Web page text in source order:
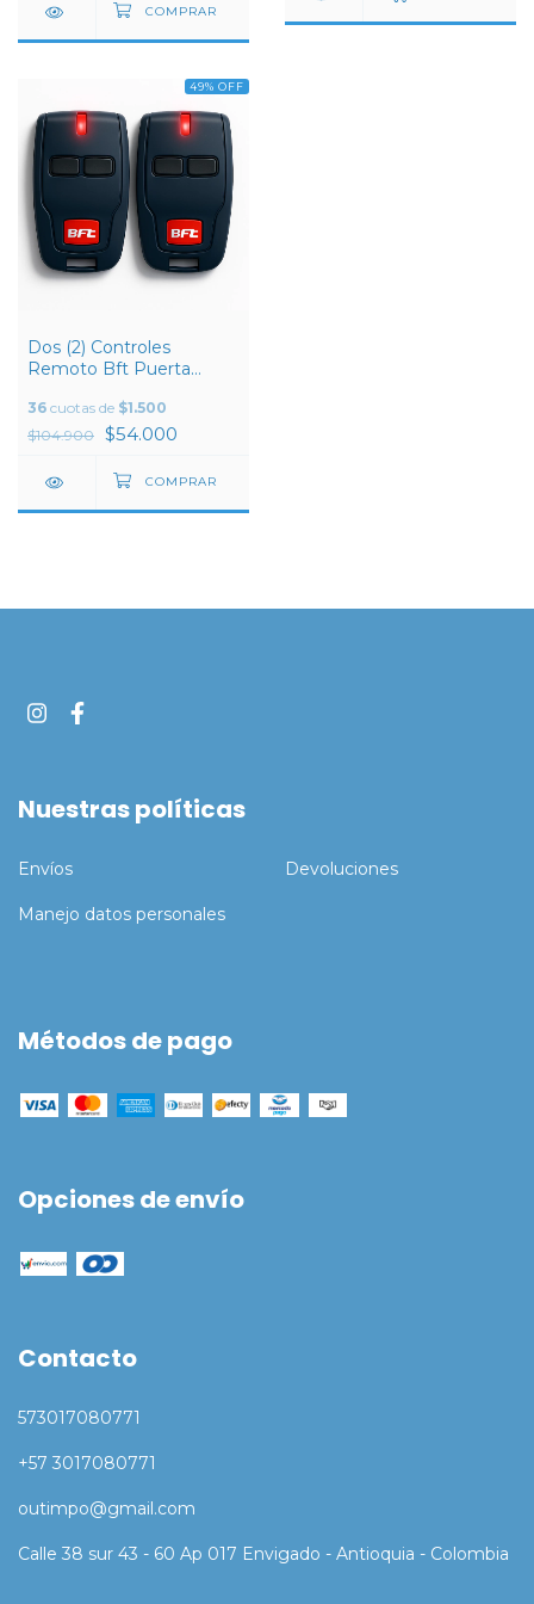
49% OFF
Dos (2) Controles
Remoto Bft Puerta
36 cuotas de $1.500
$104.900 $54.000
Nuestras políticas
Envíos Devoluciones
Manejo datos personales
Métodos de pago
Opciones de envío
Contacto
573017080771
+57 3017080771
outimpo@gmail.com
Calle 38 sur 43 - 60 Ap 017 Envigado - Antioquia - Colombia